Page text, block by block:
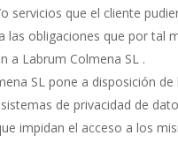
servicios que el cliente
las obligaciones que por tal
a Labrum Colmena SL .
SL pone a disposición de
de privacidad de
impidan el acceso a los